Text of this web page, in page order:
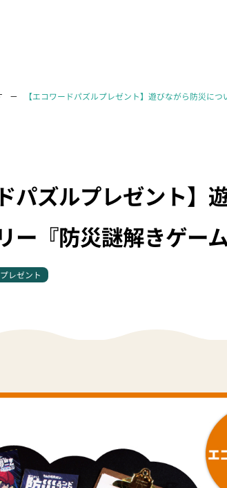
【エコワードパズルプレゼント】遊びながら防災に
パズルプレゼント
ー『防災謎解きゲー
プレゼント